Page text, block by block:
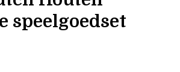
speelgoedset